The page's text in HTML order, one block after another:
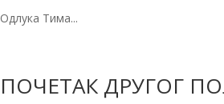
Одлука Тима...
ПОЧЕТАК ДРУГОГ